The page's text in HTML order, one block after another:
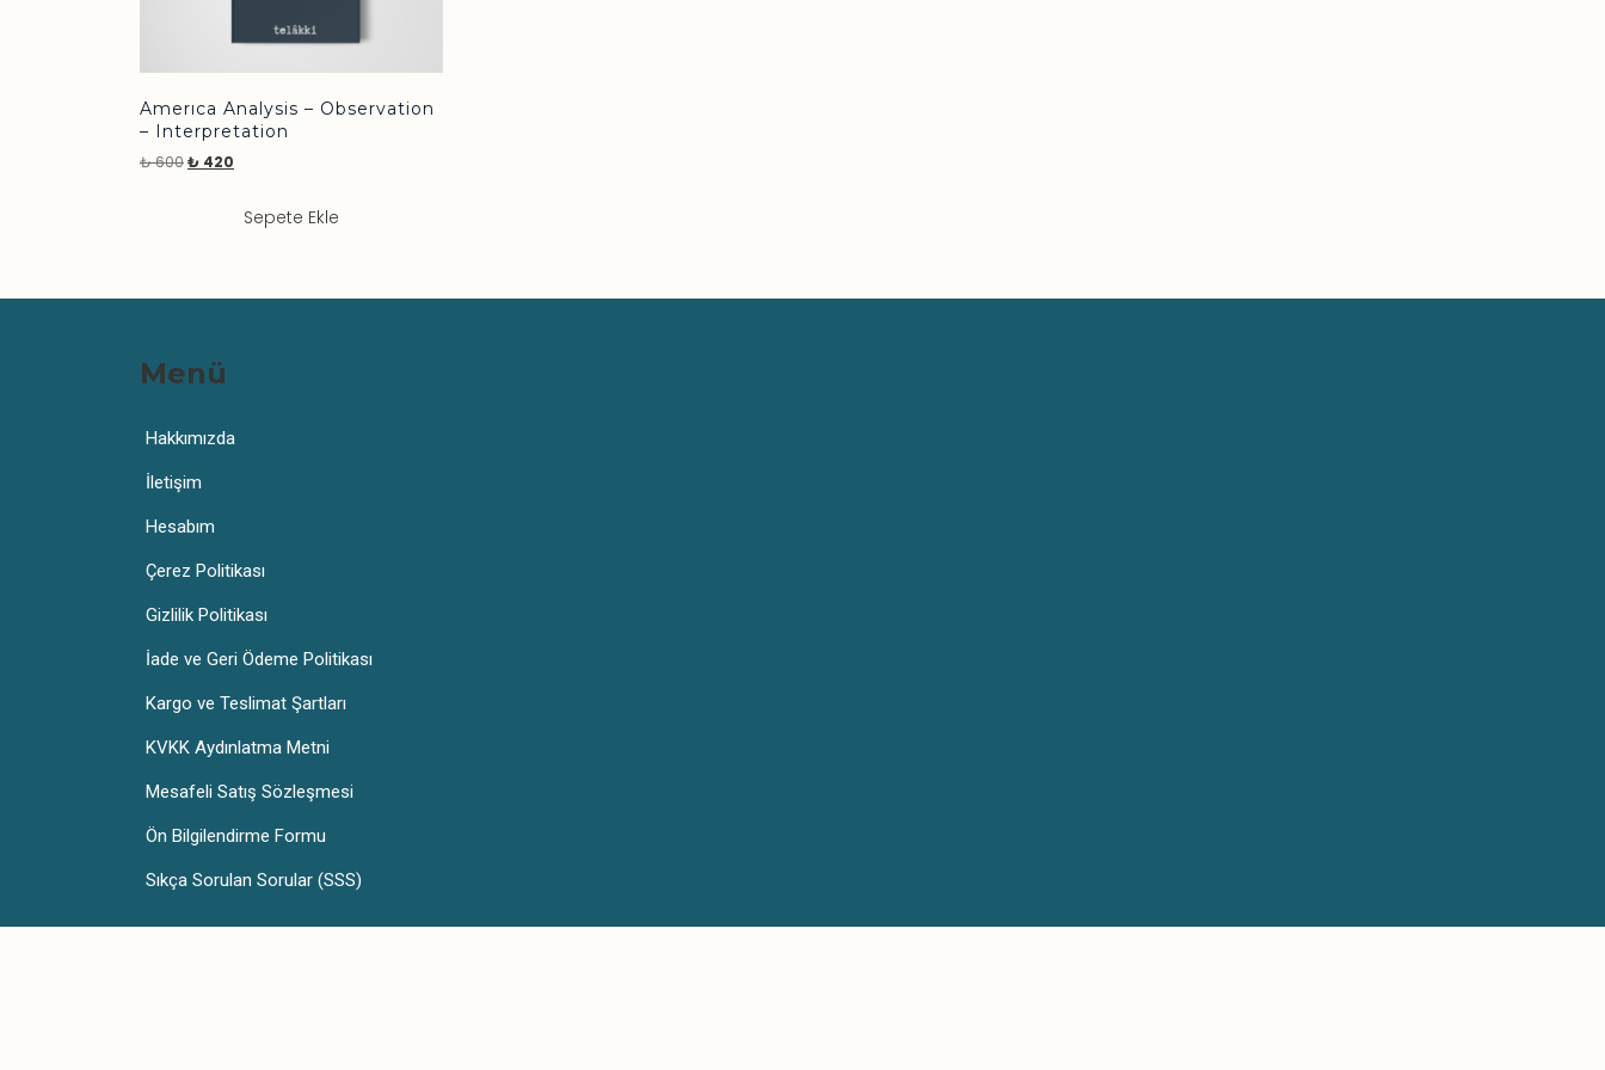
Amerıca Analysis – Observation
– Interpretation
₺600₺ 420
Sepete Ekle
Menü
Hakkımızda
İletişim
Hesabım
Çerez Politikası
Gizlilik Politikası
İade ve Geri Ödeme Politikası
Kargo ve Teslimat Şartları
KVKK Aydınlatma Metni
Mesafeli Satış Sözleşmesi
Ön Bilgilendirme Formu
Sıkça Sorulan Sorular (SSS)